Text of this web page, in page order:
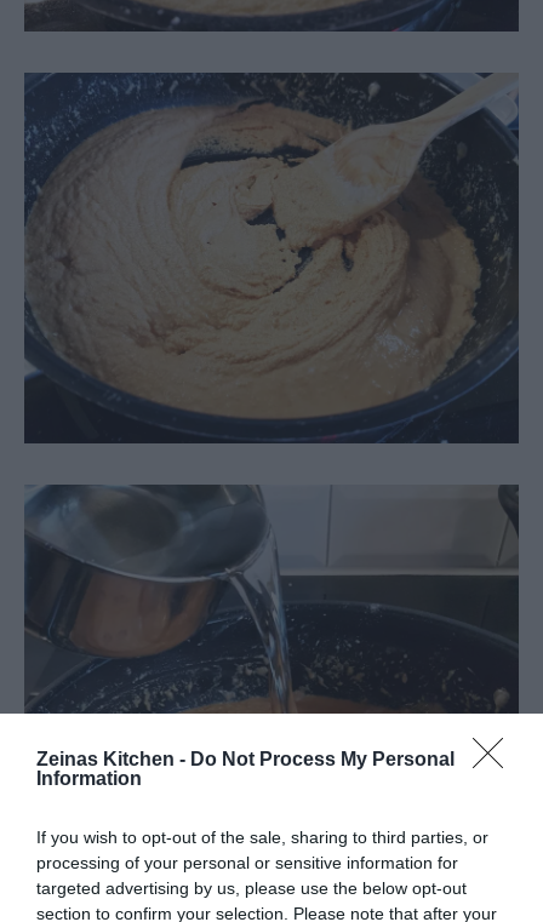
Zeinas Kitchen - Do Not Process My Personal
Information
If you wish to opt-out of the sale, sharing to third parties, or
processing of your personal or sensitive information for
targeted advertising by us, please use the below opt-out
section to confirm your selection. Please note that after your